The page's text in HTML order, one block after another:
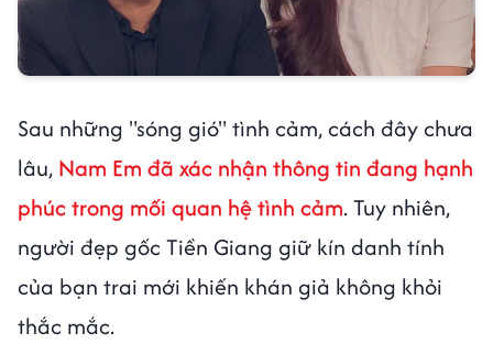
Sau những "sóng gió" tình cảm, cách đây chưa
lâu, Nam Em đã xác nhận thông tin đang hạnh
phúc trong mối quan hệ tình cảm. Tuy nhiên,
người đẹp gốc Tiền Giang giữ kín danh tính
của bạn trai mới khiến khán giả không khỏi
thắc mắc.